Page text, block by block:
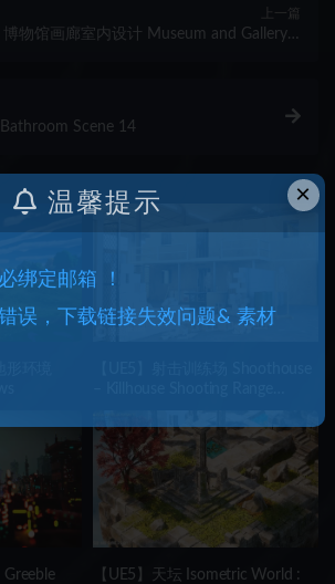
上一篇
博物馆画廊室内设计 Museum and Gallery –
Scene 14
环境
【UE5】天坛 Isometric World :
×
温馨提示
绑定邮箱 ！
误，下载链接失效问题& 素材